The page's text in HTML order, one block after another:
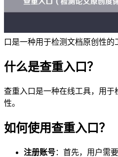
口是一种用于检测文档原创性
什么是查重入口？
查重入口是一种在线工具，用
性。
如何使用查重入口？
注册账号：首先，用户需